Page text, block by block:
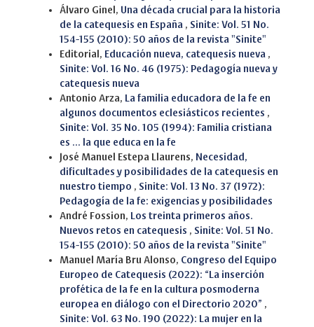
Álvaro Ginel, Una década crucial para la historia
de la catequesis en España , Sinite: Vol. 51 No.
154-155 (2010): 50 años de la revista "Sinite"
Editorial, Educación nueva, catequesis nueva ,
Sinite: Vol. 16 No. 46 (1975): Pedagogía nueva y
catequesis nueva
Antonio Arza,
La familia educadora de la fe en
algunos documentos eclesiásticos recientes ,
Sinite: Vol. 35 No. 105 (1994): Familia cristiana
es ... la que educa en la fe
José Manuel Estepa Llaurens, Necesidad,
dificultades y posibilidades de la catequesis en
nuestro tiempo , Sinite: Vol. 13 No. 37 (1972):
Pedagogía de la fe: exigencias y posibilidades
André Fossion,
Los treinta primeros años.
Nuevos retos en catequesis , Sinite: Vol. 51 No.
154-155 (2010): 50 años de la revista "Sinite"
Manuel María Bru Alonso, Congreso del Equipo
Europeo de Catequesis (2022): “La inserción
profética de la fe en la cultura posmoderna
europea en diálogo con el Directorio 2020” ,
Sinite: Vol. 63 No. 190 (2022): La mujer en la